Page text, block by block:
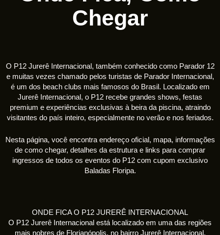
Chegar
O P12 Jurerê Internacional, também conhecido como Parador 12
e muitas vezes chamado pelos turistas de Parador Internacional,
é um dos beach clubs mais famosos do Brasil. Localizado em
Jurerê Internacional, o P12 recebe grandes shows, festas
premium e experiências exclusivas à beira da piscina, atraindo
visitantes do país inteiro, especialmente no verão e nos feriados.
Nesta página, você encontra endereço oficial, mapa, informações
de como chegar, detalhes da estrutura e links para comprar
ingressos de todos os eventos do P12 com cupom exclusivo
Baladas Floripa.
ONDE FICA O P12 JURERÊ INTERNACIONAL
O P12 Jurerê Internacional está localizado em uma das regiões
mais nobres de Florianópolis, no bairro Jurerê Internacional,